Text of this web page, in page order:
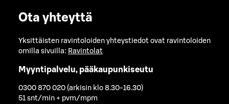
Ota yhteyttä
Yksittäisten ravintoloiden yhteystiedot ovat ravintoloiden
omilla sivuilla: Ravintolat
Myyntipalvelu, pääkaupunkiseutu
0300 870 020 (arkisin klo 8.30-16.30)
51 snt/min + pvm/mpm